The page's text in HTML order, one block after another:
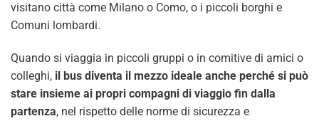
visitano città come Milano o Como, o i piccoli borghi e
Comuni lombardi.
Quando si viaggia in piccoli gruppi o in comitive di amici o
colleghi, il bus diventa il mezzo ideale anche perché si può
stare insieme ai propri compagni di viaggio fin dalla
partenza, nel rispetto delle norme di sicurezza e